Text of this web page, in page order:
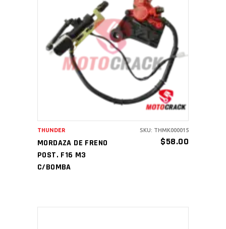
AÑADIR AL CARRITO
MORDAZA DE FRENO
POST. F16 M3
C/BOMBA
$58.00
THUNDER SKU: THMK000015